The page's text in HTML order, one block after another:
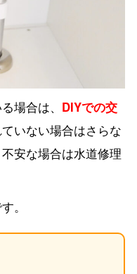
場合は、 DIYでの交
いない場合はさらな
安な場合は水道修理
。